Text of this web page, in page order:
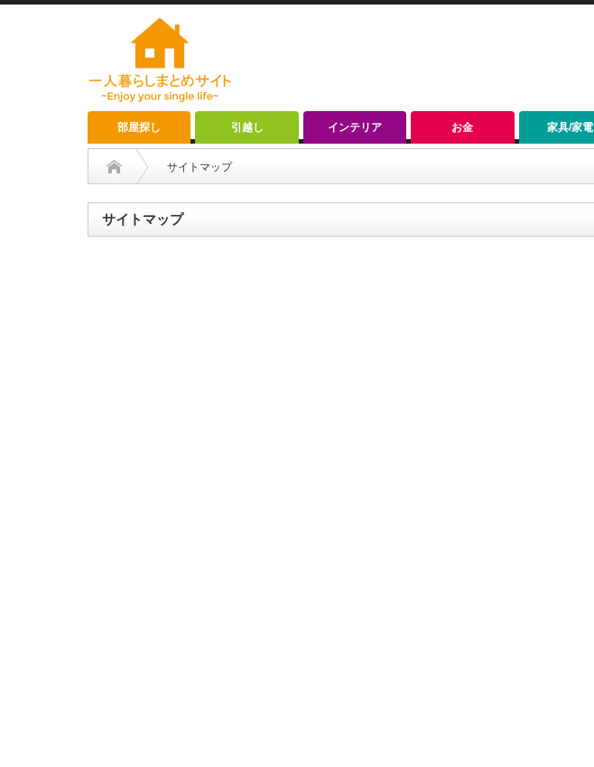
部屋探し 引越し インテリア お金 家具/家電
サイトマップ
サイトマップ